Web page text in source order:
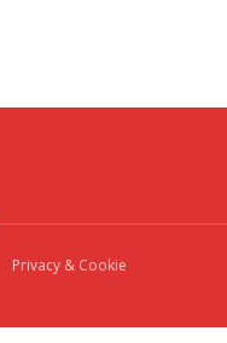
Privacy & Cookie